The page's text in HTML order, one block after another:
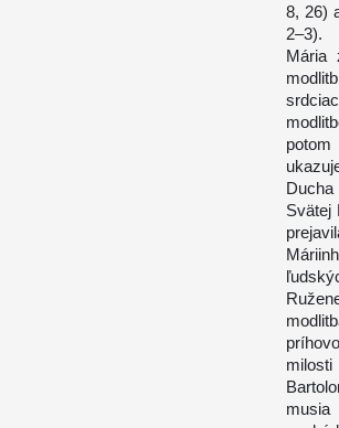
8, 26)
2–3).
Mária
potom
Svätej